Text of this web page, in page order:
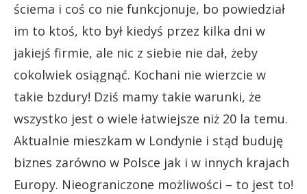
ściema i coś co nie funkcjonuje, bo powiedział
im to ktoś, kto był kiedyś przez kilka dni w
jakiejś firmie, ale nic z siebie nie dał, żeby
cokolwiek osiągnąć. Kochani nie wierzcie w
takie bzdury! Dziś mamy takie warunki, że
wszystko jest o wiele łatwiejsze niż 20 la temu.
Aktualnie mieszkam w Londynie i stąd buduję
biznes zarówno w Polsce jak i w innych krajach
Europy. Nieograniczone możliwości – to jest to!